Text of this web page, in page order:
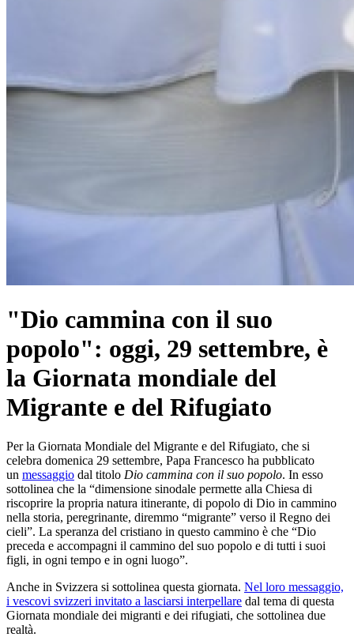
"Dio cammina con il suo
popolo": oggi, 29 settembre, è
la Giornata mondiale del
Migrante e del Rifugiato
Per la Giornata Mondiale del Migrante e del Rifugiato, che si
celebra domenica 29 settembre, Papa Francesco ha pubblicato
un messaggio dal titolo Dio cammina con il suo popolo. In esso
sottolinea che la “dimensione sinodale permette alla Chiesa di
riscoprire la propria natura itinerante, di popolo di Dio in cammino
nella storia, peregrinante, diremmo “migrante” verso il Regno dei
cieli”. La speranza del cristiano in questo cammino è che “Dio
preceda e accompagni il cammino del suo popolo e di tutti i suoi
figli, in ogni tempo e in ogni luogo”.
Anche in Svizzera si sottolinea questa giornata. Nel loro messaggio,
i vescovi svizzeri invitato a lasciarsi interpellare dal tema di questa
Giornata mondiale dei migranti e dei rifugiati, che sottolinea due
realtà.